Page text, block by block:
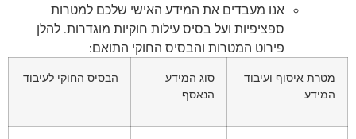
אנו מעבדים את המידע האישי שלכם למטרות
ספציפיות ועל בסיס עילות חוקיות מוגדרות. להלן
פירוט המטרות והבסיס החוקי התואם:
מטרת איסוף ועיבוד
המידע
סוג המידע
הנאסף
הבסיס החוקי לעיבוד